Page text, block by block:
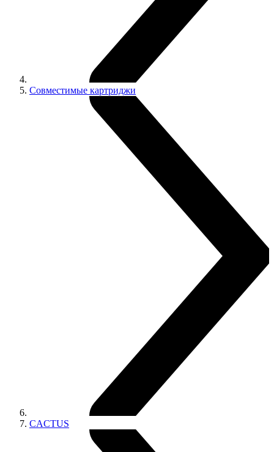
Совместимые картриджи
CACTUS